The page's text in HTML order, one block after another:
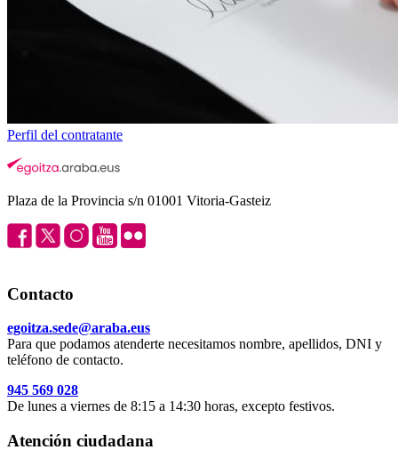
Perfil del contratante
Plaza de la Provincia s/n 01001 Vitoria-Gasteiz
Contacto
egoitza.sede@araba.eus
Para que podamos atenderte necesitamos nombre, apellidos, DNI y
teléfono de contacto.
945 569 028
De lunes a viernes de 8:15 a 14:30 horas, excepto festivos.
Atención ciudadana